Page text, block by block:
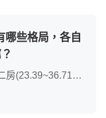
哪些格局，各自
房(23.39~36.71
用空間大、非常